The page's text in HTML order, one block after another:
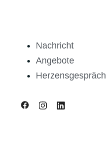
Nachricht
Angebote
Herzensgespräch